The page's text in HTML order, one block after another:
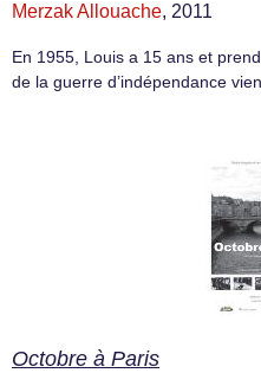
Merzak Allouache, 2011
En 1955, Louis a 15 ans et
de la guerre d’indépendance
Octobre à Paris